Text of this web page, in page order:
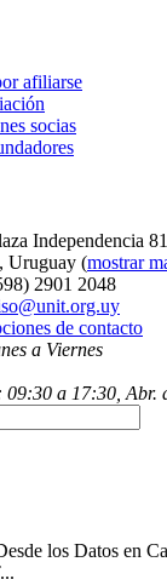
afiliarse
socias
Independencia
Uruguay (mostrar
2901 2048
de contacto
a Viernes
09:30 a 17:30,
los Datos en